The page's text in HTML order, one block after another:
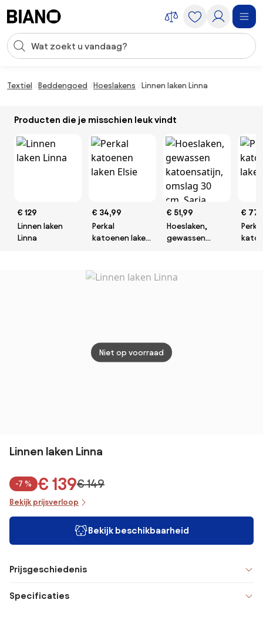
Zoekopdracht invoeren
Textiel Beddengoed Hoeslakens Linnen laken Linna
Producten die je misschien leuk vindt
€ 129
Linnen laken
Linna
€ 34,99
Perkal
katoenen laken
€ 51,99
Hoeslaken,
gewassen
Saria
€
Perkal
Niet op voorraad
Linnen laken Linna
-7 % € 139€ 149
Bekijk prijsverloop
Bekijk beschikbaarheid
Prijsgeschiedenis
Specificaties